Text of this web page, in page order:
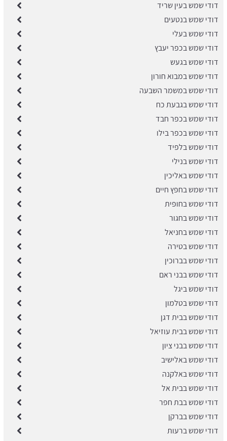
דודי שמש בעין שריד
דודי שמש בנטעים
דודי שמש בעלי
דודי שמש בכפר יעבץ
דודי שמש בגעש
דודי שמש במבוא חורון
דודי שמש במשמר השבעה
דודי שמש בגבעת כח
דודי שמש בכפר חבד
דודי שמש בכפר בילו
דודי שמש בלפיד
דודי שמש בנילי
דודי שמש באליכין
דודי שמש בחפץ חיים
דודי שמש בחופית
דודי שמש בחגור
דודי שמש בחניאל
דודי שמש בטירה
דודי שמש בברוכין
דודי שמש בבני ראם
דודי שמש ביגל
דודי שמש בטלמון
דודי שמש בבית דגן
דודי שמש בבית עוזיאל
דודי שמש בבני ציון
דודי שמש באלישיב
דודי שמש באלקנה
דודי שמש בבית אל
דודי שמש בבת חפר
דודי שמש בברקן
דודי שמש ברעות